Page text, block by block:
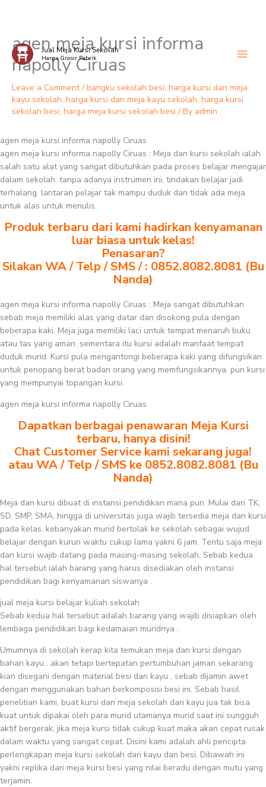
Skip
content
Jual Meja Kursi Sekolah
Harga Grosir Pabrik
agen meja kursi informa
napolly Ciruas
Leave a Comment / bangku sekolah besi, harga kursi dan meja
kayu sekolah, harga kursi dan meja kayu sekolah, harga kursi
sekolah besi, harga meja kursi sekolah besi / By admin
agen meja kursi informa napolly Ciruas
agen meja kursi informa napolly Ciruas : Meja dan kursi sekolah ialah
salah satu alat yang sangat dibutuhkan pada proses belajar mengajar
dalam sekolah. tanpa adanya instrumen ini, tindakan belajar jadi
terhalang. lantaran pelajar tak mampu duduk dan tidak ada meja
untuk alas untuk menulis.
Produk terbaru dari kami hadirkan kenyamanan
luar biasa untuk kelas!
Penasaran?
Silakan WA / Telp / SMS / : 0852.8082.8081 (Bu
Nanda)
agen meja kursi informa napolly Ciruas : Meja sangat dibutuhkan
sebab meja memiliki alas yang datar dan disokong pula dengan
beberapa kaki. Meja juga memiliki laci untuk tempat menaruh buku
atau tas yang aman. sementara itu kursi adalah manfaat tempat
duduk murid. Kursi pula mengantongi beberapa kaki yang difungsikan
untuk penopang berat badan orang yang memfungsikannya. pun kursi
yang mempunyai topangan kursi.
agen meja kursi informa napolly Ciruas
Dapatkan berbagai penawaran Meja Kursi
terbaru, hanya disini!
Chat Customer Service kami sekarang juga!
atau WA / Telp / SMS ke 0852.8082.8081 (Bu
Nanda)
Meja dan kursi dibuat di instansi pendidikan mana pun. Mulai dari TK,
SD, SMP, SMA, hingga di universitas juga wajib tersedia meja dan kursi
pada kelas. kebanyakan murid bertolak ke sekolah sebagai wujud
belajar dengan kurun waktu cukup lama yakni 6 jam. Tentu saja meja
dan kursi wajib datang pada masing-masing sekolah. Sebab kedua
hal tersebut ialah barang yang harus disediakan oleh instansi
pendidikan bagi kenyamanan siswanya .
jual meja kursi belajar kuliah sekolah
Sebab kedua hal tersebut adalah barang yang wajib disiapkan oleh
lembaga pendidikan bagi kedamaian muridnya .
Umumnya di sekolah kerap kita temukan meja dan kursi dengan
bahan kayu , akan tetapi bertepatan pertumbuhan jaman sekarang
kian disegani dengan material besi dan kayu , sebab dijamin awet
dengan menggunakan bahan berkomposisi besi ini. Sebab hasil
penelitian kami, buat kursi dan meja sekolah dari kayu jua tak bisa
kuat untuk dipakai oleh para murid utamanya murid saat ini sungguh
aktif bergerak, jika meja kursi tidak cukup kuat maka akan cepat rusak
dalam waktu yang sangat cepat. Disini kami adalah ahli pencipta
perlengkapan meja kursi sekolah dari kayu dan besi, Dibawah ini
yakni replika dari meja kursi besi yang nilai beradu dengan mutu yang
terjamin.